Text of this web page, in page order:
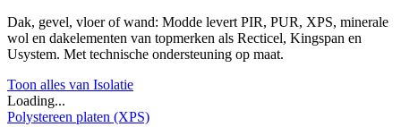
Dak, gevel, vloer of wand: Modde levert PIR, PUR, XPS, minerale
wol en dakelementen van topmerken als Recticel, Kingspan en
Usystem. Met technische ondersteuning op maat.
Toon alles van Isolatie
Loading...
Polystereen platen (XPS)